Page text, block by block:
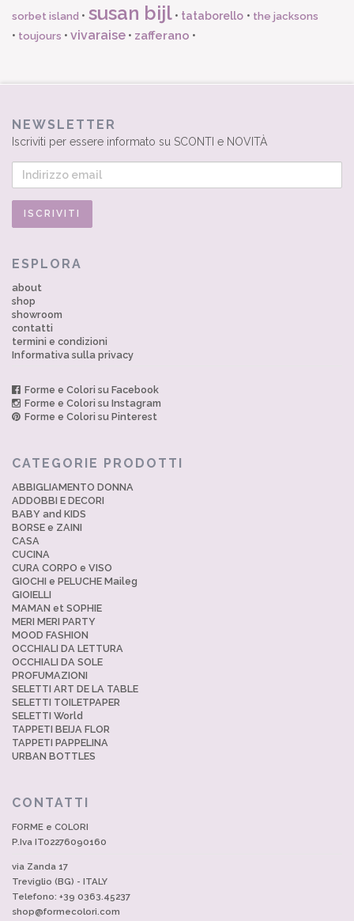
sorbet island • susan bijl• tataborello • the jacksons
• toujours • vivaraise • zafferano •
NEWSLETTER
Iscriviti per essere informato su SCONTI e NOVITÀ
ESPLORA
about
shop
showroom
contatti
termini e condizioni
Informativa sulla privacy
Forme e Colori su Facebook
Forme e Colori su Instagram
Forme e Colori su Pinterest
CATEGORIE PRODOTTI
ABBIGLIAMENTO DONNA
ADDOBBI E DECORI
BABY and KIDS
BORSE e ZAINI
CASA
CUCINA
CURA CORPO e VISO
GIOCHI e PELUCHE Maileg
GIOIELLI
MAMAN et SOPHIE
MERI MERI PARTY
MOOD FASHION
OCCHIALI DA LETTURA
OCCHIALI DA SOLE
PROFUMAZIONI
SELETTI ART DE LA TABLE
SELETTI TOILETPAPER
SELETTI World
TAPPETI BEIJA FLOR
TAPPETI PAPPELINA
URBAN BOTTLES
CONTATTI
FORME e COLORI
P.Iva IT02276090160
via Zanda 17
Treviglio (BG) - ITALY
Telefono: +39 0363.45237
shop@formecolori.com